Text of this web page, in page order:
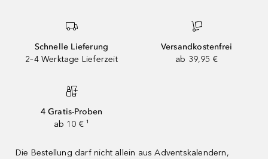
Schnelle Lieferung
2–4 Werktage Lieferzeit
Versandkostenfrei
ab 39,95 €
4 Gratis-Proben
ab 10 € ¹
Die Bestellung darf nicht allein aus Adventskalendern,